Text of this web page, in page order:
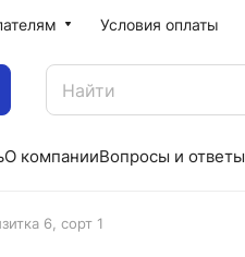
Условия оплаты
О компанииВопросы и ответы
6, сорт 1